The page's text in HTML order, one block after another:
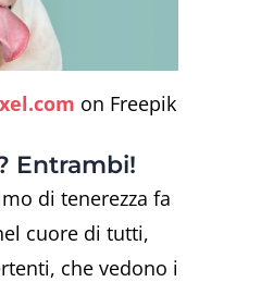
on Freepik
Entrambi!
di tenerezza fa
cuore di tutti,
che vedono i